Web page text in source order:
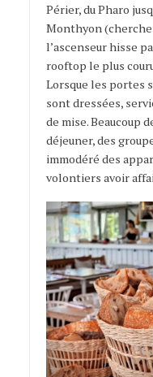
Périer, du Pharo
Monthyon
l’ascenseur hisse
rooftop le plus
Lorsque les portes
sont dressées,
de mise. Beaucoup
déjeuner, des
immodéré des
volontiers avoir